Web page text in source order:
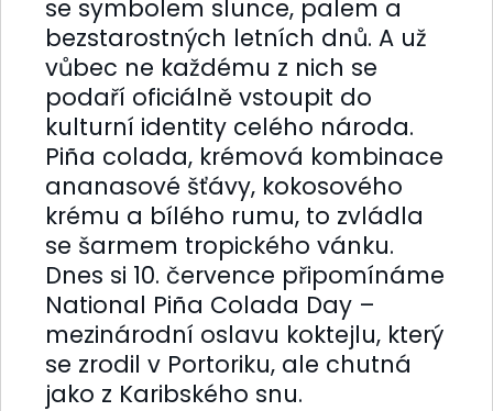
se symbolem slunce, palem a
bezstarostných letních dnů. A už
vůbec ne každému z nich se
podaří oficiálně vstoupit do
kulturní identity celého národa.
Piña colada, krémová kombinace
ananasové šťávy, kokosového
krému a bílého rumu, to zvládla
se šarmem tropického vánku.
Dnes si 10. července připomínáme
National Piña Colada Day –
mezinárodní oslavu koktejlu, který
se zrodil v Portoriku, ale chutná
jako z Karibského snu.